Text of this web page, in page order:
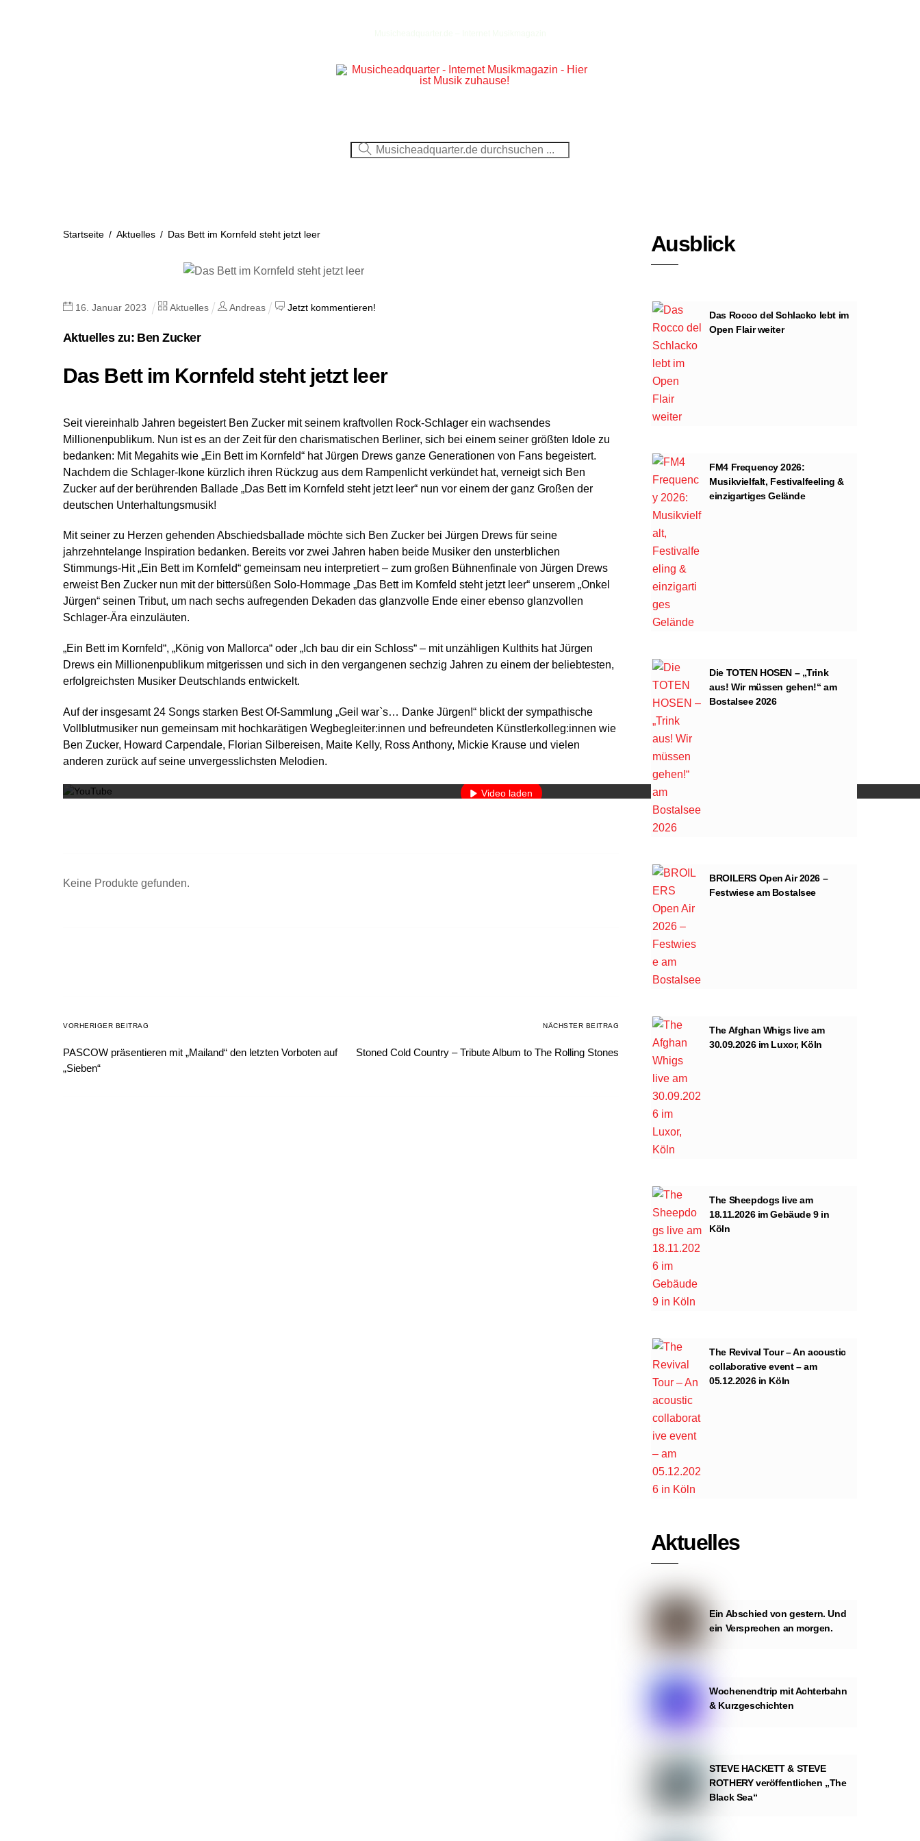
Startseite / Aktuelles / Das Bett im Kornfeld steht jetzt leer
16 Januar 2023 Aktuelles Andreas Jetzt kommentieren!
Aktuelles zu: Ben Zucker
Das Bett im Kornfeld steht jetzt leer
Seit viereinhalb Jahren begeistert Ben Zucker mit seinem kraftvollen Rock-Schlager ein wachsendes
Millionenpublikum. Nun ist es an der Zeit für den charismatischen Berliner, sich bei einem seiner größten Idole zu
bedanken: Mit Megahits wie „Ein Bett im Kornfeld“ hat Jürgen Drews ganze Generationen von Fans begeistert.
Nachdem die Schlager-Ikone kürzlich ihren Rückzug aus dem Rampenlicht verkündet hat, verneigt sich Ben
Zucker auf der berührenden Ballade „Das Bett im Kornfeld steht jetzt leer“ nun vor einem der ganz Großen der
deutschen Unterhaltungsmusik!
Mit seiner zu Herzen gehenden Abschiedsballade möchte sich Ben Zucker bei Jürgen Drews für seine
jahrzehntelange Inspiration bedanken. Bereits vor zwei Jahren haben beide Musiker den unsterblichen
Stimmungs-Hit „Ein Bett im Kornfeld“ gemeinsam neu interpretiert – zum großen Bühnenfinale von Jürgen Drews
erweist Ben Zucker nun mit der bittersüßen Solo-Hommage „Das Bett im Kornfeld steht jetzt leer“ unserem „Onkel
Jürgen“ seinen Tribut, um nach sechs aufregenden Dekaden das glanzvolle Ende einer ebenso glanzvollen
Schlager-Ära einzuläuten.
„Ein Bett im Kornfeld“, „König von Mallorca“ oder „Ich bau dir ein Schloss“ – mit unzähligen Kulthits hat Jürgen
Drews ein Millionenpublikum mitgerissen und sich in den vergangenen sechzig Jahren zu einem der beliebtesten,
erfolgreichsten Musiker Deutschlands entwickelt.
Auf der insgesamt 24 Songs starken Best Of-Sammlung „Geil war`s… Danke Jürgen!“ blickt der sympathische
Vollblutmusiker nun gemeinsam mit hochkarätigen Wegbegleiter:innen und befreundeten Künstlerkolleg:innen wie
Ben Zucker, Howard Carpendale, Florian Silbereisen, Maite Kelly, Ross Anthony, Mickie Krause und vielen
anderen zurück auf seine unvergesslichsten Melodien.
Mit dem Laden des Videos akzeptieren Sie die Datenschutzerklärung von YouTube.
Video laden
Keine Produkte gefunden.
VORHERIGER BEITRAG
PASCOW präsentieren mit „Mailand“ den letzten Vorboten auf
„Sieben“
NÄCHSTER BEITRAG
Stoned Cold Country – Tribute Album to The Rolling Stones
Ausblick
Das Rocco del Schlacko lebt im
Open Flair weiter
FM4 Frequency 2026:
Musikvielfalt, Festivalfeeling &
einzigartiges Gelände
Die TOTEN HOSEN – „Trink
aus! Wir müssen gehen!“ am
Bostalsee 2026
BROILERS Open Air 2026 –
Festwiese am Bostalsee
The Afghan Whigs live am
30.09.2026 im Luxor, Köln
The Sheepdogs live am
18.11.2026 im Gebäude 9 in
Köln
The Revival Tour – An acoustic
collaborative event – am
05.12.2026 in Köln
Aktuelles
Ein Abschied von gestern. Und
ein Versprechen an morgen.
Wochenendtrip mit Achterbahn
& Kurzgeschichten
STEVE HACKETT & STEVE
ROTHERY veröffentlichen „The
Black Sea“